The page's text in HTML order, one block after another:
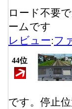
ロード不要
ームです
レビュー:フ
44位
です。停止